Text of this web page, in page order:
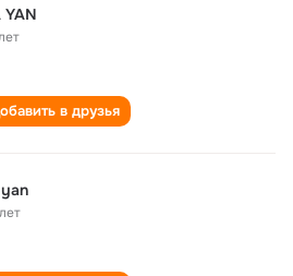
YAN
в друзья